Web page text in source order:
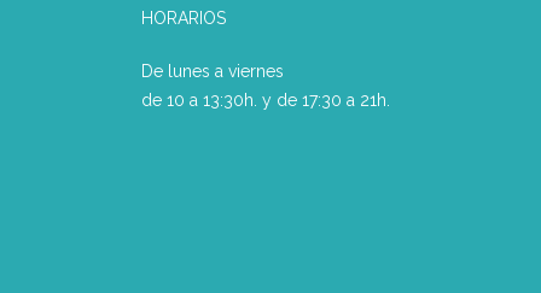
HORARIOS
De lunes a viernes
de 10 a 13:30h. y de 17:30 a 21h.